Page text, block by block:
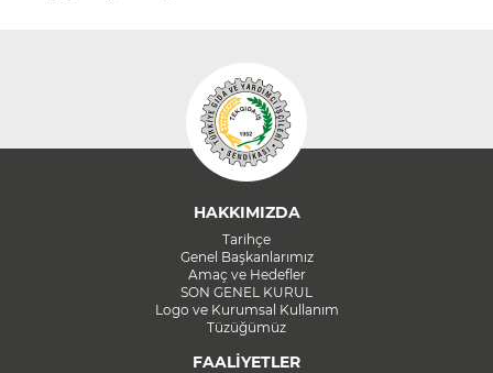
HAKKIMIZDA
Tarihçe
Genel Başkanlarımız
Amaç ve Hedefler
SON GENEL KURUL
Logo ve Kurumsal Kullanım
Tüzüğümüz
FAALİYETLER